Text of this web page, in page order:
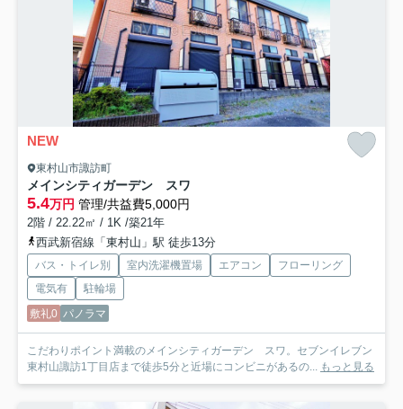
NEW
東村山市諏訪町
メインシティガーデン スワ
5.4万円 管理/共益費5,000円
2階 / 22.22㎡ / 1K /築21年
西武新宿線「東村山」駅 徒歩13分
バス・トイレ別 室内洗濯機置場 エアコン
フローリング
電気有
駐輪場
敷礼0 パノラマ
こだわりポイント満載のメインシティガーデン スワ。セブンイレブン
東村山諏訪1丁目店まで徒歩5分と近場にコンビニがあるの... もっと見る